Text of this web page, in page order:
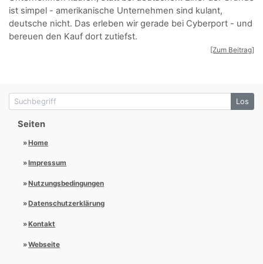
ist simpel - amerikanische Unternehmen sind kulant,
deutsche nicht. Das erleben wir gerade bei Cyberport - und
bereuen den Kauf dort zutiefst.
[Zum Beitrag]
Suchbegriff Los
Seiten
Home
Impressum
Nutzungsbedingungen
Datenschutzerklärung
Kontakt
Webseite